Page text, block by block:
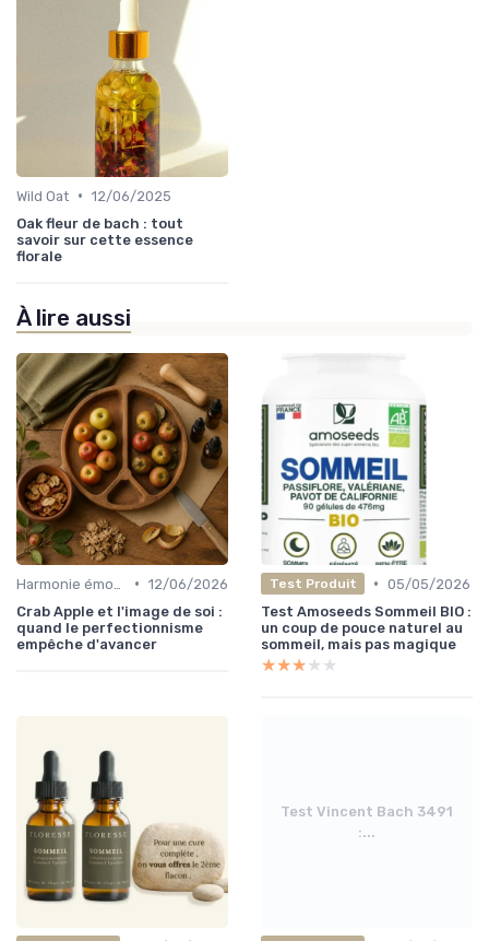
Wild Oat • 12/06/2025
Oak fleur de bach : tout
savoir sur cette essence
florale
À lire aussi
• 12/06/2026
Crab Apple et l'image de soi :
quand le perfectionnisme
empêche d'avancer
Test Produit • 05/05/2026
Test Amoseeds Sommeil BIO :
un coup de pouce naturel au
sommeil, mais pas magique
★★★★★
★★★★★
Test Vincent Bach 3491
:...